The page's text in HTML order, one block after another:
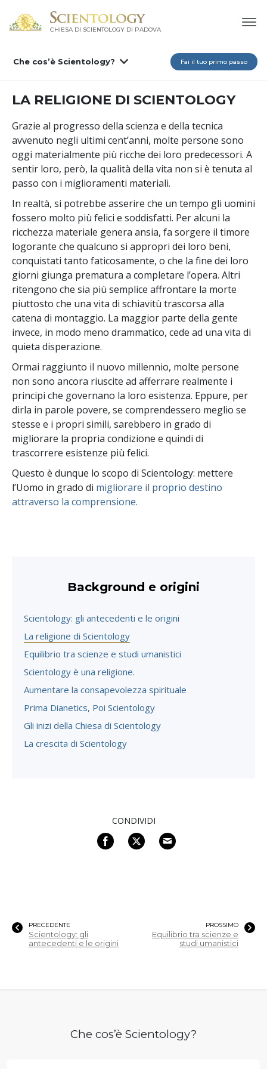
CHIESA DI SCIENTOLOGY DI PADOVA
Che cos’è Scientology? Fai il tuo primo passo
LA RELIGIONE DI SCIENTOLOGY
Grazie al progresso della scienza e della tecnica
avvenuto negli ultimi cent’anni, molte persone sono
oggi materialmente più ricche dei loro predecessori. A
sentir loro, però, la qualità della vita non si è tenuta al
passo con i miglioramenti materiali.
In realtà, si potrebbe asserire che un tempo gli uomini
fossero molto più felici e soddisfatti. Per alcuni la
ricchezza materiale genera ansia, fa sorgere il timore
logorante che qualcuno si appropri dei loro beni,
conquistati tanto faticosamente, o che la fine dei loro
giorni giunga prematura a completare l’opera. Altri
ritengono che sia più semplice affrontare la morte
piuttosto che una vita di schiavitù trascorsa alla
catena di montaggio. La maggior parte della gente
invece, in modo meno drammatico, cede ad una vita di
quieta disperazione.
Ormai raggiunto il nuovo millennio, molte persone
non sono ancora riuscite ad afferrare realmente i
principi che governano la loro esistenza. Eppure, per
dirla in parole povere, se comprendessero meglio se
stesse e i propri simili, sarebbero in grado di
migliorare la propria condizione e quindi di
trascorrere esistenze più felici.
Questo è dunque lo scopo di Scientology: mettere
l’Uomo in grado di migliorare il proprio destino
attraverso la comprensione.
Background e origini
Scientology: gli antecedenti e le origini
La religione di Scientology
Equilibrio tra scienze e studi umanistici
Scientology è una religione.
Aumentare la consapevolezza spirituale
Prima Dianetics, Poi Scientology
Gli inizi della Chiesa di Scientology
La crescita di Scientology
CONDIVIDI
PRECEDENTE
Scientology: gli
antecedenti e le origini
PROSSIMO
Equilibrio tra scienze e
studi umanistici
Che cos’è Scientology?